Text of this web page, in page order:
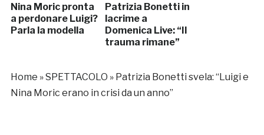
Nina Moric pronta
a perdonare Luigi?
Parla la modella
Patrizia Bonetti in
lacrime a
Domenica Live: “Il
trauma rimane”
Home »SPETTACOLO » Patrizia Bonetti svela: “Luigi e
Nina Moric erano in crisi da un anno”